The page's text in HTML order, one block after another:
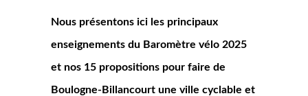
Nous présentons ici les principaux
enseignements du Baromètre vélo 2025
et nos 15 propositions pour faire de
Boulogne-Billancourt une ville cyclable et